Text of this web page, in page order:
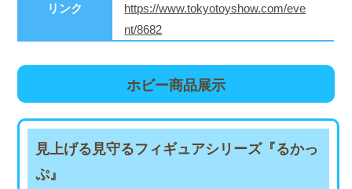
リンク
https://www.tokyotoyshow.com/eve
nt/8682
ホビー商品展示
見上げる見守るフィギュアシリーズ『るかっ
ぷ』